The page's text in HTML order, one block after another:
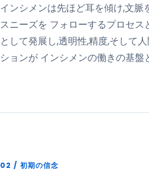
インシメンは先ほど耳を傾け,文脈
スニーズを フォローするプロセス
として発展し,透明性,精度,そして
ションが インシメンの働きの基盤
02 / 初期の信念